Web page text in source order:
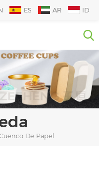
ES AR ID
De Papel